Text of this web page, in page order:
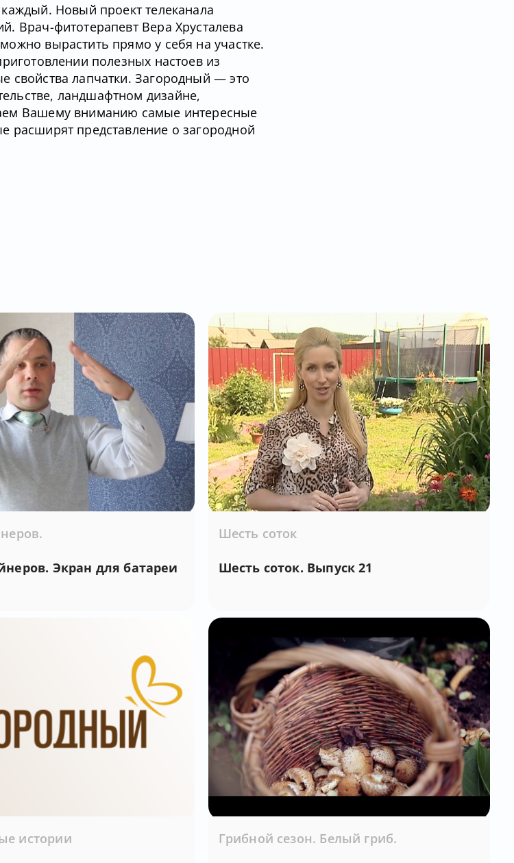
Новый проект телеканала
Врач-фитотерапевт Вера Хрусталева
вырастить прямо у себя на участке.
полезных настоев из
свойства лапчатки. Загородный — это
ландшафтном дизайне,
Вашему вниманию самые интересные
расширят представление о загородной
Экран для батареи
Шесть соток
Шесть соток. Выпуск 21
истории Грибной сезон. Белый гриб.